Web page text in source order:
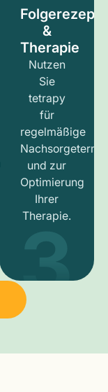
Folgerezept
&
Therapie
Nutzen
Sie
tetrapy
für
regelmäßige
und zur
Optimierung
Ihrer
Therapie.
3